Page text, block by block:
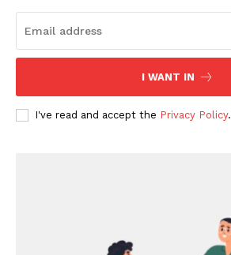
I WANT IN
I've read and accept the Privacy Policy.